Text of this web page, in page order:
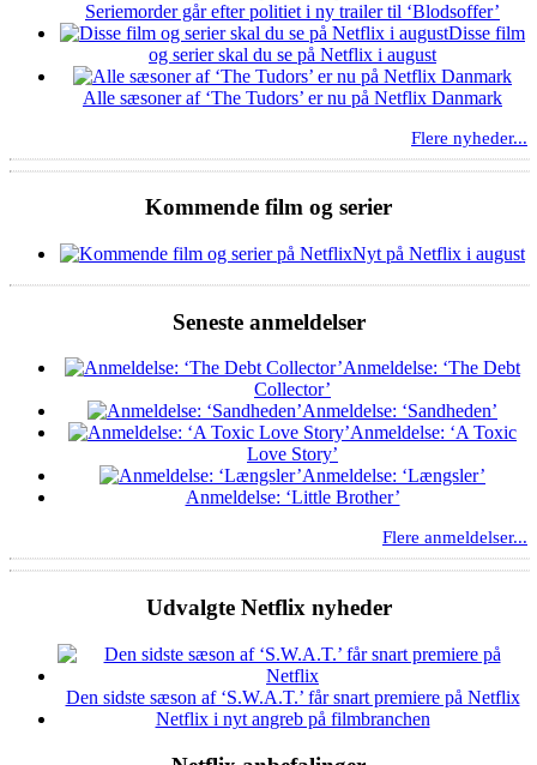
Seriemorder går efter politiet i ny trailer til ‘Blodsoffer’
Disse film
og serier skal du se på Netflix i august
Alle sæsoner af ‘The Tudors’ er nu på Netflix Danmark
Flere nyheder...
Kommende film og serier
Nyt på Netflix i august
Seneste anmeldelser
Anmeldelse: ‘The Debt
Collector’
Anmeldelse: ‘Sandheden’
Anmeldelse: ‘A Toxic
Love Story’
Anmeldelse: ‘Længsler’
Anmeldelse: ‘Little Brother’
Flere anmeldelser...
Udvalgte Netflix nyheder
Den sidste sæson af ‘S.W.A.T.’ får snart premiere på Netflix
Netflix i nyt angreb på filmbranchen